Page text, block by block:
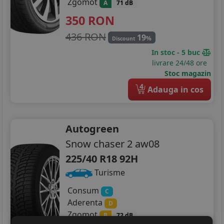
A 71 dB
350 RON
436 RON Discount 19%
In stoc - 5 buc
livrare 24/48 ore
Stoc magazin
4 Adauga in cos
Autogreen
Snow chaser 2 aw08
225/40 R18 92H
Turisme
Consum
C
Aderenta D
Zgomot B 72 dB